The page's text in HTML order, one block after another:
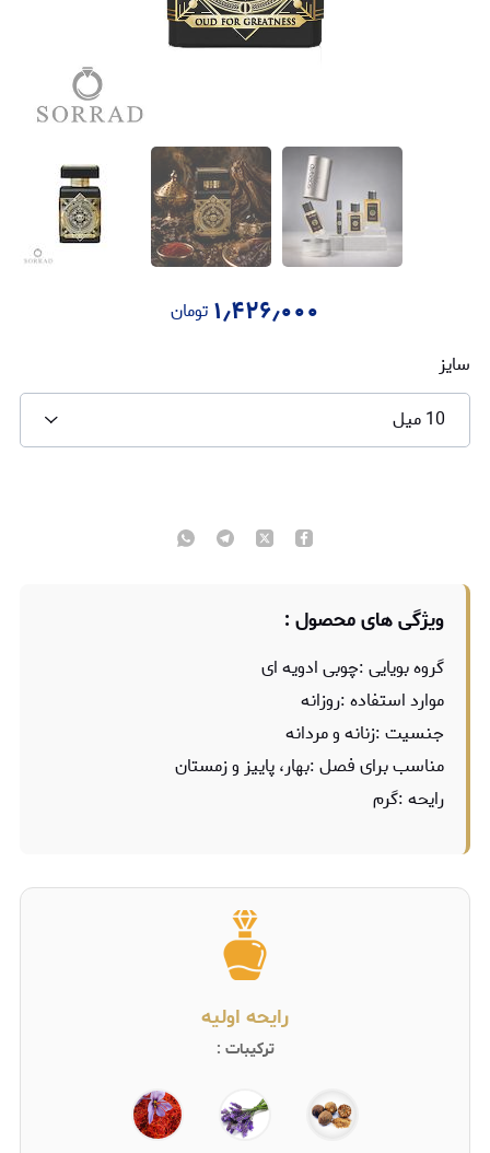
۱٫۴۲۶٫۰۰۰ تومان
سایز
10 میل
ویژگی های محصول :
گروه بویایی :چوبی ادویه ای
موارد استفاده :روزانه
جنسیت :زنانه و مردانه
مناسب برای فصل :بهار، پاییز و زمستان
رایحه :گرم
رایحه اولیه
ترکیبات :